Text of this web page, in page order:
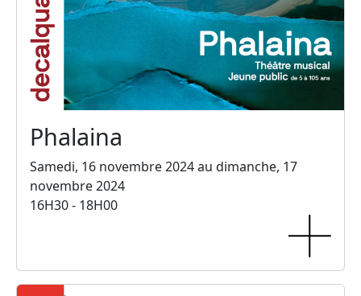
Phalaina
Samedi, 16 novembre 2024 au dimanche, 17
novembre 2024
16H30 - 18H00